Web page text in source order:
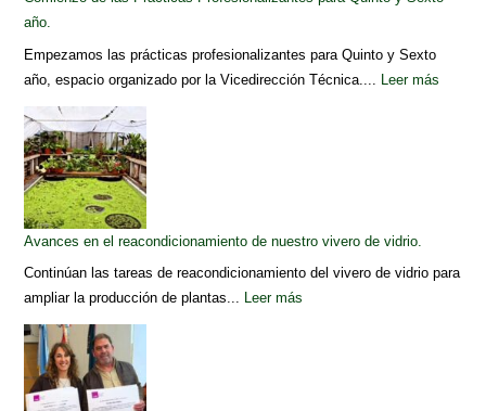
año.
Empezamos las prácticas profesionalizantes para Quinto y Sexto
año, espacio organizado por la Vicedirección Técnica....
Leer más
Avances en el reacondicionamiento de nuestro vivero de vidrio.
Continúan las tareas de reacondicionamiento del vivero de vidrio para
ampliar la producción de plantas... Leer más